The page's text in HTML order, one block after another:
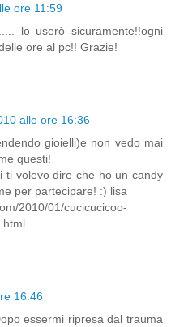
ore 11:59
lo userò sicuramente!!ogni
ore al pc!! Grazie!
alle ore 16:36
gioielli)e non vedo mai
questi!
ti volevo dire che ho un candy
per partecipare! :) lisa
2010/01/cucicucicoo-
16:46
essermi ripresa dal trauma